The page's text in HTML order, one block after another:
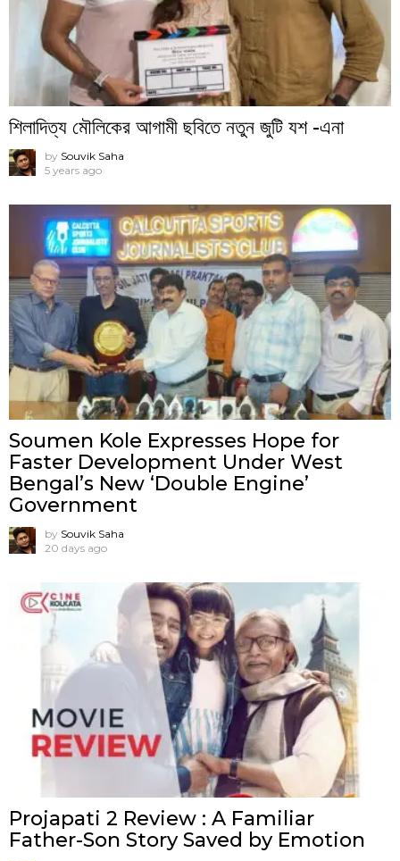
শিলাদিত্য মৌলিকের আগামী ছবিতে নতুন জুটি যশ -এনা
by Souvik Saha
5 years ago
Soumen Kole Expresses Hope for
Faster Development Under West
Bengal’s New ‘Double Engine’
Government
by Souvik Saha
20 days ago
Projapati 2 Review : A Familiar
Father-Son Story Saved by Emotion